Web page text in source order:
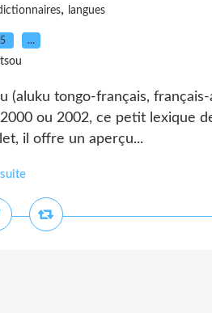
, langues
…
(aluku tongo-français, français-
ou 2002, ce petit lexique
il offre un aperçu...